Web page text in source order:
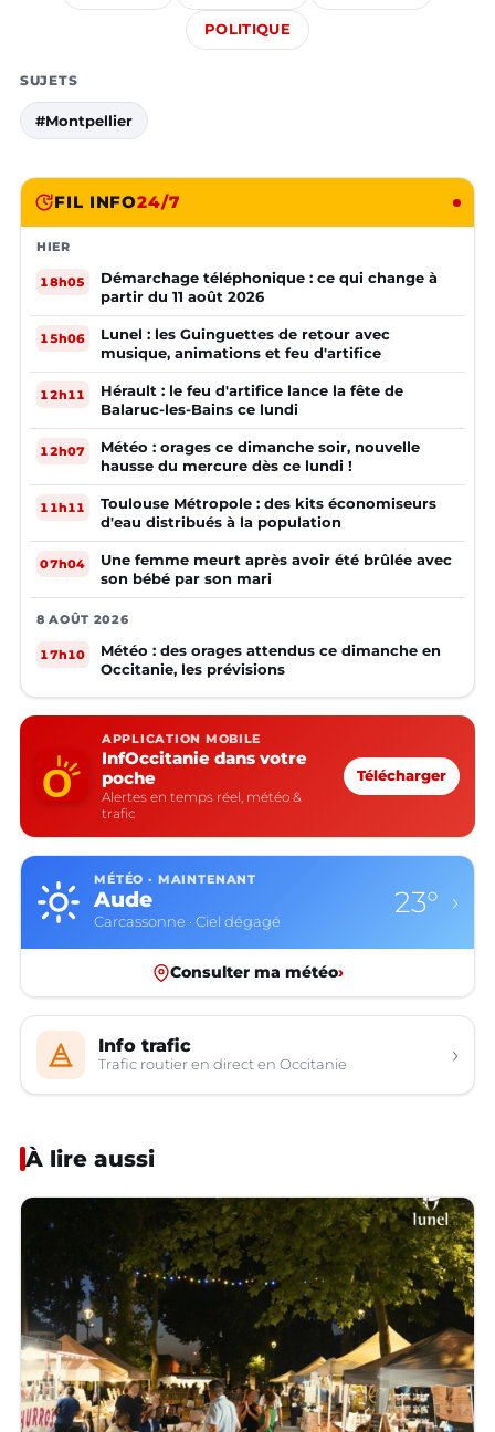
POLITIQUE
SUJETS
#Montpellier
FIL INFO24/7
HIER
18h05
Démarchage téléphonique : ce qui change à
partir du 11 août 2026
15h06
Lunel : les Guinguettes de retour avec
musique, animations et feu d'artifice
12h11
Hérault : le feu d'artifice lance la fête de
Balaruc-les-Bains ce lundi
12h07
Météo : orages ce dimanche soir, nouvelle
hausse du mercure dès ce lundi !
11h11
Toulouse Métropole : des kits économiseurs
d'eau distribués à la population
07h04
Une femme meurt après avoir été brûlée avec
son bébé par son mari
8 AOÛT 2026
17h10
Météo : des orages attendus ce dimanche en
Occitanie, les prévisions
APPLICATION MOBILE
InfOccitanie dans votre
poche
Alertes en temps réel, météo &
trafic
Télécharger
MÉTÉO · MAINTENANT
Aude
Carcassonne · Ciel dégagé
23° ›
Consulter ma météo›
Info trafic
Trafic routier en direct en Occitanie ›
À lire aussi